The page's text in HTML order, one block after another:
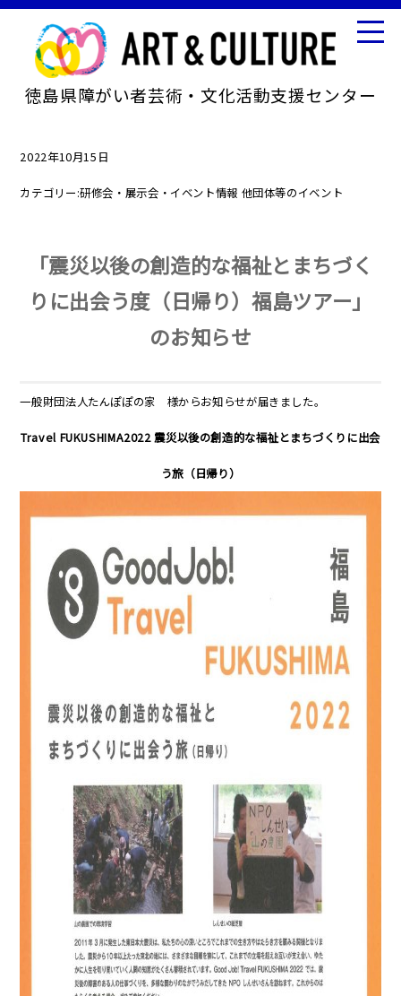
徳島県障がい者芸術・文化活動支援センター
2022年10月15日
カテゴリー:研修会・展示会・イベント情報 他団体等のイベント
「震災以後の創造的な福祉とまちづく
りに出会う度（日帰り）福島ツアー」
のお知らせ
一般財団法人たんぽぽの家 様からお知らせが届きました。
Travel FUKUSHIMA2022 震災以後の創造的な福祉とまちづくりに出会
う旅（日帰り）